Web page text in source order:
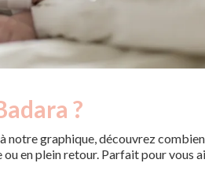
?
notre graphique, découvrez
en plein retour. Parfait pour vous